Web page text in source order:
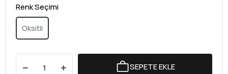
Renk Seçimi
Oksitli
SEPETE EKLE